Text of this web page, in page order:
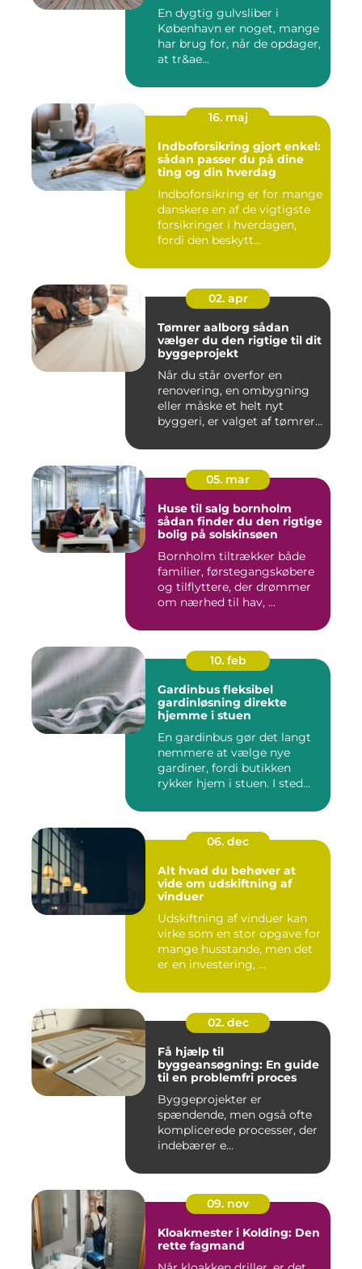
En dygtig gulvsliber i
København er noget, mange
har brug for, når de opdager,
at tr&ae...
16. maj
Indboforsikring gjort enkel:
sådan passer du på dine
ting og din hverdag
Indboforsikring er for mange
danskere en af de vigtigste
forsikringer i hverdagen,
fordi den beskytt...
02. apr
Tømrer aalborg sådan
vælger du den rigtige til dit
byggeprojekt
Når du står overfor en
renovering, en ombygning
eller måske et helt nyt
byggeri, er valget af tømrer...
05. mar
Huse til salg bornholm
sådan finder du den rigtige
bolig på solskinsøen
Bornholm tiltrækker både
familier, førstegangskøbere
og tilflyttere, der drømmer
om nærhed til hav, ...
10. feb
Gardinbus fleksibel
gardinløsning direkte
hjemme i stuen
En gardinbus gør det langt
nemmere at vælge nye
gardiner, fordi butikken
rykker hjem i stuen. I sted...
06. dec
Alt hvad du behøver at
vide om udskiftning af
vinduer
Udskiftning af vinduer kan
virke som en stor opgave for
mange husstande, men det
er en investering, ...
02. dec
Få hjælp til
byggeansøgning: En guide
til en problemfri proces
Byggeprojekter er
spændende, men også ofte
komplicerede processer, der
indebærer e...
09. nov
Kloakmester i Kolding: Den
rette fagmand